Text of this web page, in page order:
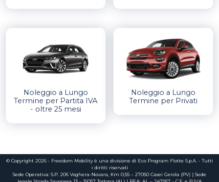
Noleggio a Lungo
Termine per Partita IVA
- oltre 25 mesi
Noleggio a Lungo
Termine per Privati
© Copyright 2026 - Freedom Mobility è una divisione di Eco Program Flotte S.p.A. - Tutti
i diritti riservati
Sede Operativa: S.P. 206 Voghera-Novara, Km 0,55 – 27050 Casei Gerola (PV) | Sede